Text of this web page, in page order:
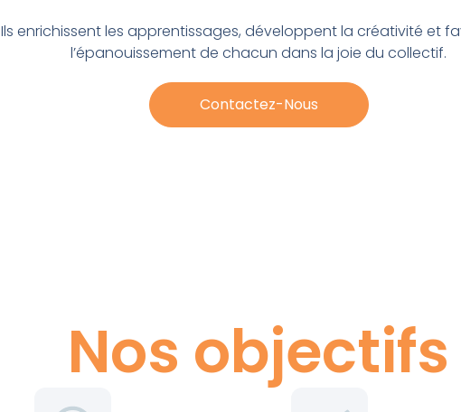
Ils enrichissent les apprentissages, développent la créativité et
l’épanouissement de chacun dans la joie du collectif.
Contactez-Nous
Nos objectifs